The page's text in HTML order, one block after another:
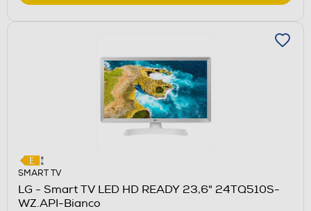
SMART TV
LG - Smart TV LED HD READY 23,6" 24TQ510S-
WZ.API-Bianco